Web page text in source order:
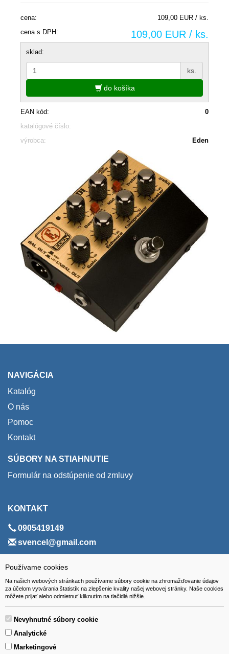
Používame cookies
Na našich webových stránkach používame súbory cookie na zhromažďovanie údajov
za účelom vytvárania štatistík na zlepšenie kvality našej webovej stránky. Naše cookies
môžete prijať alebo odmietnuť kliknutím na tlačidlá nižšie.
Nevyhnutné súbory cookie
Analytické
Marketingové
cena:
109,00 EUR / ks.
cena s DPH:
109,00 EUR / ks.
sklad:
ks.
do košíka
EAN kód:
0
katalógové číslo:
výrobca:
Eden
NAVIGÁCIA
Katalóg
O nás
Pomoc
Kontakt
SÚBORY NA STIAHNUTIE
Formulár na odstúpenie od zmluvy
KONTAKT
0905419149
svencel@gmail.com
ADRESA
VEST - tech s.r.o.
Hviezdoslavova 280/6, 965 01 Žiar nad Hronom
Slovakia (Slovak Republic)